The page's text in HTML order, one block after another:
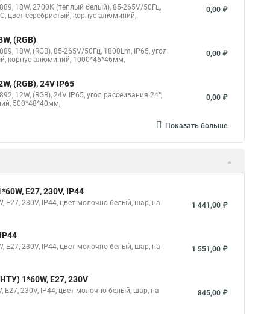
18W, 2700К (теплый белый), 85-265V/50Гц,
цвет серебристый, корпус алюминий,
0,00 ₽
(RGB)
18W, (RGB), 85-265V/50Гц, 1800Lm, IP65, угол
корпус алюминий, 1000*46*46мм,
0,00 ₽
(RGB), 24V IP65
12W, (RGB), 24V IP65, угол рассеивания 24°,
500*48*40мм,
0,00 ₽
Показать больше
E27, 230V, IP44
230V, IP44, цвет молочно-белый, шар, на
1 441,00 ₽
230V, IP44, цвет молочно-белый, шар, на
1 551,00 ₽
1*60W, E27, 230V
230V, IP44, цвет молочно-белый, шар, на
845,00 ₽